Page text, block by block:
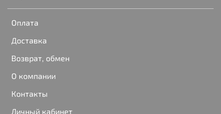
Оплата
Доставка
Возврат, обмен
О компании
Контакты
Личный кабинет